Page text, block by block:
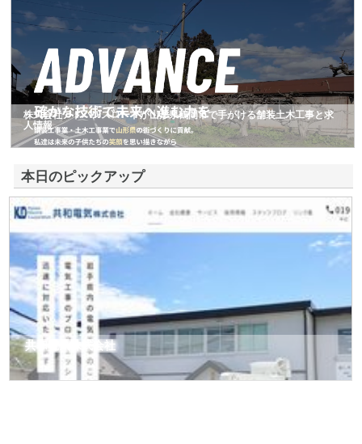
株式会社アドバンスロードが山形県鶴岡市で手がける舗装土木工事と求
人情報
本日のピックアップ
共和電気株式会社